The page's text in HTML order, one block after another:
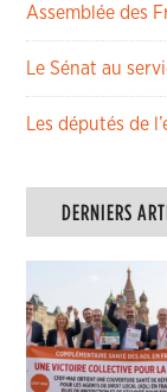
Assemblée des
Le Sénat au
Les députés de
DERNIERS